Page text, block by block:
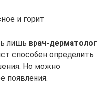
и горит
лишь врач-дерматолог
способен определить
Но можно
появления.